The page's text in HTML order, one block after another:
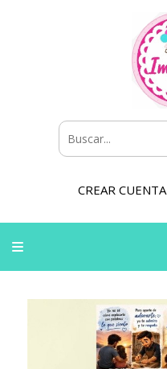
CREAR CUENTA